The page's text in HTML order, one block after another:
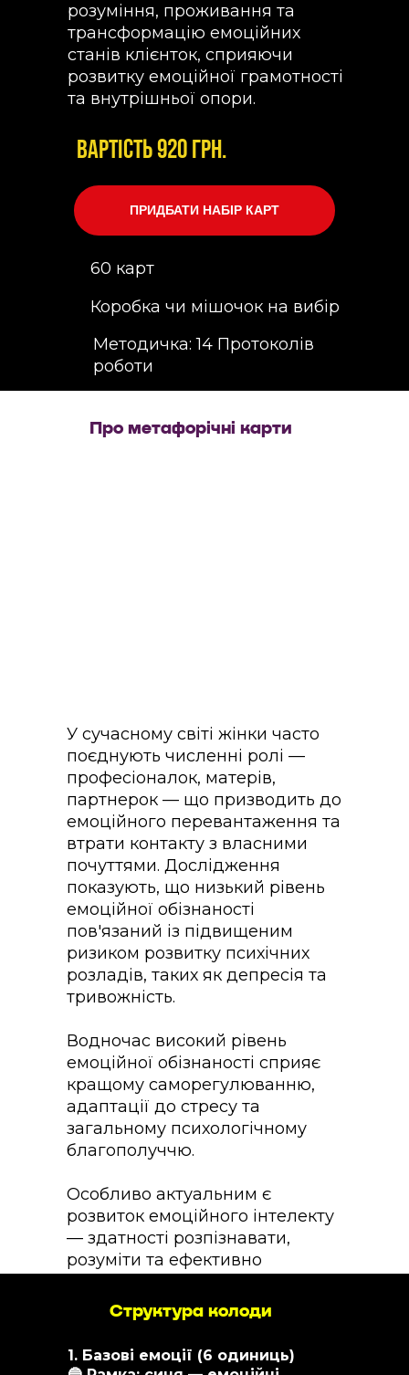
ПРИДБАТИ НАБІР КАРТ
розуміння, проживання та
трансформацію емоційних
станів клієнток, сприяючи
розвитку емоційної грамотності
та внутрішньої опори.
Вартість 920 грн.
60 карт
Методичка: 14 Протоколів
роботи
Коробка чи мішочок на вибір
У сучасному світі жінки часто
поєднують численні ролі —
професіоналок, матерів,
партнерок — що призводить до
емоційного перевантаження та
втрати контакту з власними
почуттями. Дослідження
показують, що низький рівень
емоційної обізнаності
пов'язаний із підвищеним
ризиком розвитку психічних
розладів, таких як депресія та
тривожність.
Водночас високий рівень
емоційної обізнаності сприяє
кращому саморегулюванню,
адаптації до стресу та
загальному психологічному
благополуччю.
Особливо актуальним є
розвиток емоційного інтелекту
— здатності розпізнавати,
розуміти та ефективно
та емоціями інших людей. Як
свідчать дослідження, високий
емоційний інтелект підвищує
успішність у професійній
Про метафорічні карти
Структура колоди
1. Базові емоції (6 одиниць)